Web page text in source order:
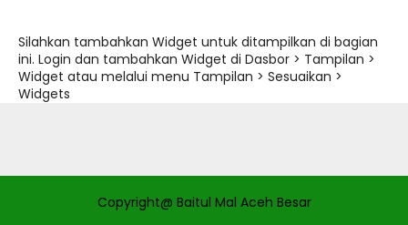
Silahkan tambahkan Widget untuk ditampilkan di bagian
ini. Login dan tambahkan Widget di Dasbor > Tampilan >
Widget atau melalui menu Tampilan > Sesuaikan >
Widgets
Copyright@ Baitul Mal Aceh Besar